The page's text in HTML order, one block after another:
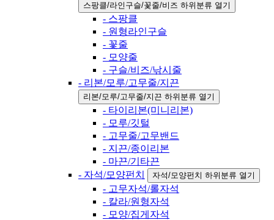
스팡클/라인구슬/꽃줄/비즈 하위분류 열기
- 스팡클
- 원형라인구슬
- 꽃줄
- 모양줄
- 구슬/비즈/낚시줄
- 리본/모루/고무줄/지끈
리본/모루/고무줄/지끈 하위분류 열기
- 타이리본(미니리본)
- 모루/깃털
- 고무줄/고무밴드
- 지끈/종이리본
- 마끈/기타끈
- 자석/모양펀치
자석/모양펀치 하위분류 열기
- 고무자석/롤자석
- 칼라/원형자석
- 모양/집게자석